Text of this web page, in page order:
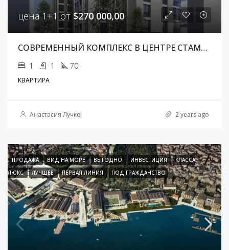
цена 1+1 от$270 000,00
СОВРЕМЕННЫЙ КОМПЛЕКС В ЦЕНТРЕ СТАМБУЛА
1 1 70
КВАРТИРА
Анастасия Лучко 2 years ago
ПРОДАЖА ВИД НА МОРЕ ВЫГОДНО ИНВЕСТИЦИЯ
КЛАССА
ЛЮКС
ЛУЧШЕЕ ПЕРВАЯ ЛИНИЯ ПОД ГРАЖДАНСТВО